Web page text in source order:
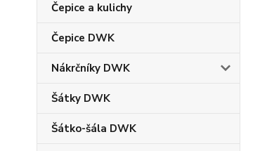
Čepice a kulichy
Čepice DWK
Nákrčníky DWK
Šátky DWK
Šátko-šála DWK